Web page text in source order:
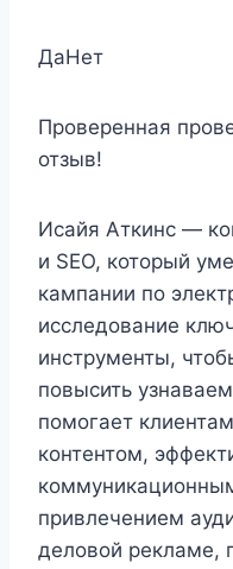
ДаНет
Проверенная
отзыв!
Исайя Аткинс —
и SEO, который
кампании по
исследование
инструменты,
повысить
помогает
контентом,
привлечением
деловой рекламе,